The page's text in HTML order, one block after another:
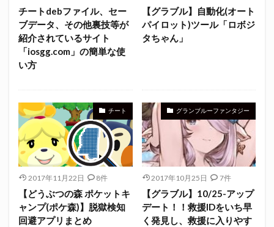
チートdebファイル、セー
ブデータ、その他裏技等が
紹介されているサイト
「iosgg.com」の簡単な使
い方
【グラブル】自動化(オート
パイロット)ツール「ロボジ
タちゃん」
チート
2017年11月22日 8件
【どうぶつの森 ポケットキ
ャンプ(ポケ森)】脱獄検知
回避アプリまとめ
グランブルーファンタジー
2017年10月25日 7件
【グラブル】10/25-アップ
デート！！救援IDをいち早
く発見し、救援に入りやす